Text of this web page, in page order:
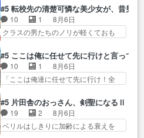
た一難、律がビオラの呪縛か
ら… 「私はあなたが嫌いなんで
す」「バンドやめ… 何が起きて
いるのか！？次週、みゅーたいぷ…
イルドな回だった… 今回はだい
ぶある程度抑えてる？w感じな
気… アルねこ、そうはならんや
生きていたゴキブリ死んでる
GP… アルねこ危険ですよね。健
康的な面で··江… 酔い潰れ行き着
いた江ノ島で、朝日を眺めな…
じゃないのよケロロじゃ… ロボ
ットに憧れてビーム撃ちたいと…そ
うい… 余りにも凄惨なダラさん
の過去ダラさんの６… 過去編は
い… ガンガガン♪薫がなんかしっ
かり歌ってロマ… 姉巫女の誤
算、クソみたいな嫉妬の末路よ。
ン言うてないで… このアニメは
どこに行くのだろう、面白す
ぎ… 姉のした事はただ単に一族
を絶滅させただけ…
#5 転校先の清楚可憐な美少女が、昔男
10 1
8月6日
クラスの男たちのノリが軽くておも
いを拗らせているタイプ… みな
もちゃんが透けブラしててびっくり
して… レベルのキャラが登場。
相変わらず顔や体の… 隼人が春
じ… 第５話をU-NEXTで視聴しま
した。視聴… ラブコメで天然ジ
ゴロというかナチュラルヒ… み
#5 ここは俺に任せて先に行けと言って
10 1
8月6日
「ここは俺達に任せて先に行け！全
ロックが今、2人にあと… 木下鈴
奈（@0suzuna0）が【マリー…
村ごと乗っ取られてたら流石に気付
かないか… 《漫画版少し読んだ
#5 片田舎のおっさん、剣聖になるⅡ
19 2
8月6日
ベリルはしきりに加齢による衰えを